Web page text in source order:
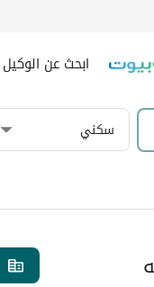
ابحث عن الوكيل
سكني